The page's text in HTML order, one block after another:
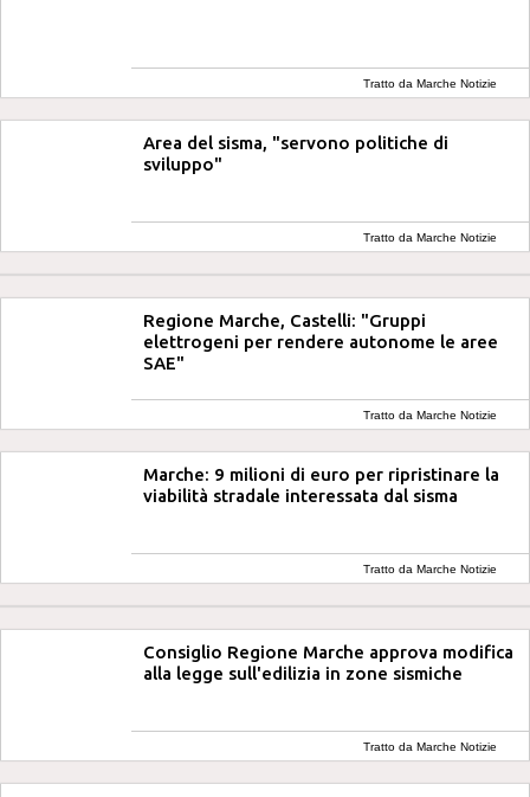
Tratto da Marche Notizie
Area del sisma, "servono politiche di
sviluppo"
Tratto da Marche Notizie
Regione Marche, Castelli: "Gruppi
elettrogeni per rendere autonome le aree
SAE"
Tratto da Marche Notizie
Marche: 9 milioni di euro per ripristinare la
viabilità stradale interessata dal sisma
Tratto da Marche Notizie
Consiglio Regione Marche approva modifica
alla legge sull'edilizia in zone sismiche
Tratto da Marche Notizie